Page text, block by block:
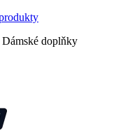
Dámské doplňky